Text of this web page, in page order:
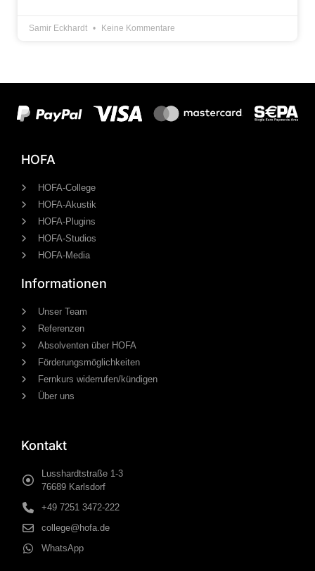
Samir Eckhardt Keine Kommentare
HOFA
HOFA-College
HOFA-Akustik
HOFA-Plugins
HOFA-Studios
HOFA-Media
Informationen
Unser Team
Referenzen
Absolventen über HOFA
Förderungsmöglichkeiten
Fernkurs widerrufen/kündigen
Über uns
Kontakt
Lusshardtstraße 1-3
76689 Karlsdorf
+49 7251 3472-222
college@hofa.de
WhatsApp